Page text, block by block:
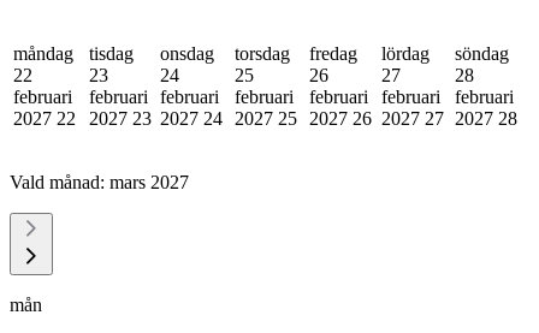
måndag
22
februari
2027 22
tisdag
23
februari
2027 23
onsdag
24
februari
2027 24
torsdag
25
februari
2027 25
fredag
26
februari
2027 26
lördag
27
februari
2027 27
söndag
28
februari
2027 28
Vald månad: mars 2027
mån